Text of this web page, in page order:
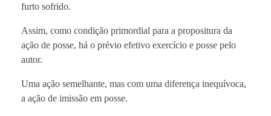
furto sofrido.
Assim, como condição primordial para a propositura da
ação de posse, há o prévio efetivo exercício e posse pelo
autor.
Uma ação semelhante, mas com uma diferença inequívoca,
a ação de imissão em posse.